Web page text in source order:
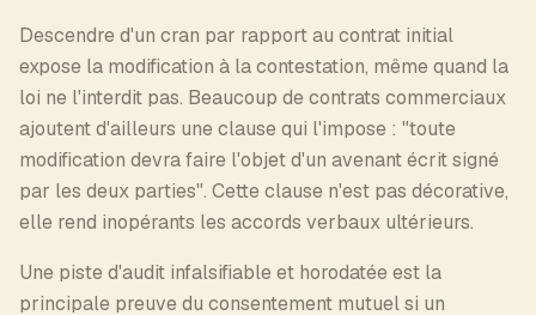
Descendre d'un cran par rapport au contrat initial
expose la modification à la contestation, même quand la
loi ne l'interdit pas. Beaucoup de contrats commerciaux
ajoutent d'ailleurs une clause qui l'impose : "toute
modification devra faire l'objet d'un avenant écrit signé
par les deux parties". Cette clause n'est pas décorative,
elle rend inopérants les accords verbaux ultérieurs.
Une piste d'audit infalsifiable et horodatée est la
principale preuve du consentement mutuel si un